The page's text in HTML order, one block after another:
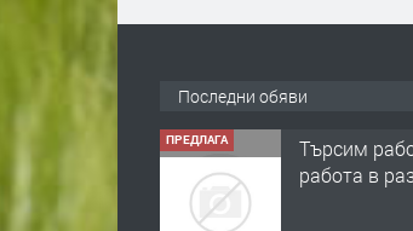
Последни обяви
ПРЕДЛАГА
Търсим
работа в